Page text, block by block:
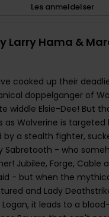
Les anmeldelser
Larry Hama &
cooked up their
doppelganger of
widdle Elsie-Dee! But
as Wolverine is
a stealth fighter,
Sabretooth - who
Jubilee, Forge, Cable
- but when the
and Lady
it leads to a